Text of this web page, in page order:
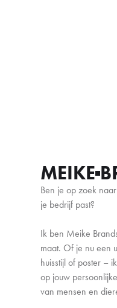
MEIKE
Ben je op zoek
je bedrijf past?
Ik ben Meike
maat. Of je nu een
huisstijl of poster –
op jouw
van mensen en